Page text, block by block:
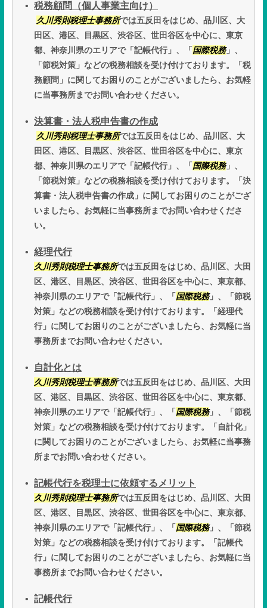
税務顧問（個人事業主向け）
久川秀則税理士事務所では五反田をはじめ、品川区、大
田区、港区、目黒区、渋谷区、世田谷区を中心に、東京
都、神奈川県のエリアで「記帳代行」、「 国際税務」、
「節税対策」などの税務相談を受け付けております。「税
務顧問」に関してお困りのことがございましたら、お気軽
に当事務所までお問い合わせください。
決算書・法人税申告書の作成
久川秀則税理士事務所では五反田をはじめ、品川区、大
田区、港区、目黒区、渋谷区、世田谷区を中心に、東京
都、神奈川県のエリアで「記帳代行」、「 国際税務」、
「節税対策」などの税務相談を受け付けております。「決
算書・法人税申告書の作成」に関してお困りのことがござ
いましたら、お気軽に当事務所までお問い合わせくださ
い。
経理代行
久川秀則税理士事務所では五反田をはじめ、品川区、大田
区、港区、目黒区、渋谷区、世田谷区を中心に、東京都、
神奈川県のエリアで「記帳代行」、「 国際税務」、「節税
対策」などの税務相談を受け付けております。「経理代
行」に関してお困りのことがございましたら、お気軽に当
事務所までお問い合わせください。
自計化とは
久川秀則税理士事務所では五反田をはじめ、品川区、大田
区、港区、目黒区、渋谷区、世田谷区を中心に、東京都、
神奈川県のエリアで「記帳代行」、「 国際税務」、「節税
対策」などの税務相談を受け付けております。「自計化」
に関してお困りのことがございましたら、お気軽に当事務
所までお問い合わせください。
記帳代行を税理士に依頼するメリット
久川秀則税理士事務所では五反田をはじめ、品川区、大田
区、港区、目黒区、渋谷区、世田谷区を中心に、東京都、
神奈川県のエリアで「記帳代行」、「 国際税務」、「節税
対策」などの税務相談を受け付けております。「記帳代
行」に関してお困りのことがございましたら、お気軽に当
事務所までお問い合わせください。
記帳代行